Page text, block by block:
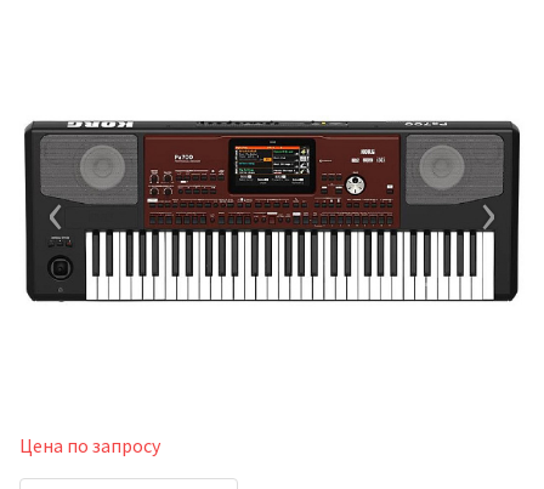
‹ ›
Цена по запросу